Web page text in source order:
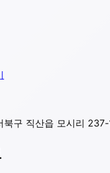
북구 직산읍 모시리